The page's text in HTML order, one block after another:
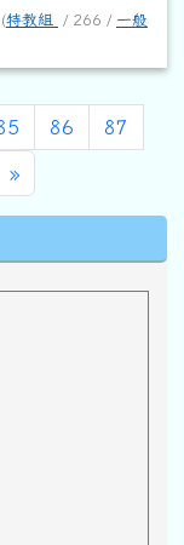
(特教組 / 266 / 一般
86 87
頁
»最後頁